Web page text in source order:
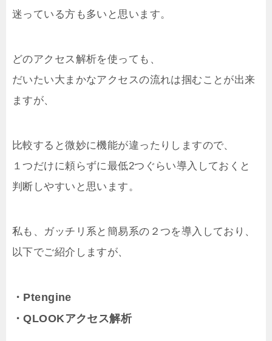
迷っている方も多いと思います。
どのアクセス解析を使っても、
だいたい大まかなアクセスの流れは掴むことが出来
ますが、
比較すると微妙に機能が違ったりしますので、
１つだけに頼らずに最低2つぐらい導入しておくと
判断しやすいと思います。
私も、ガッチリ系と簡易系の２つを導入しており、
以下でご紹介しますが、
・Ptengine
・QLOOKアクセス解析